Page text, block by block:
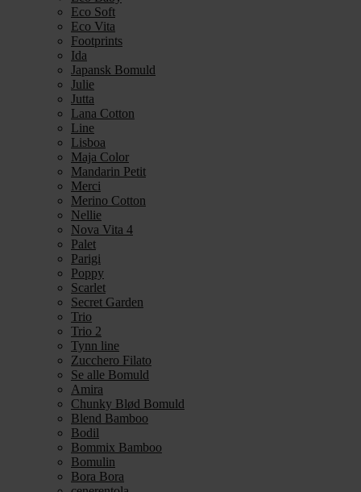
Eco Soft
Eco Vita
Footprints
Ida
Japansk Bomuld
Julie
Jutta
Lana Cotton
Line
Lisboa
Maja Color
Mandarin Petit
Merci
Merino Cotton
Nellie
Nova Vita 4
Palet
Parigi
Poppy
Scarlet
Secret Garden
Trio
Trio 2
Tynn line
Zucchero Filato
Se alle Bomuld
Amira
Chunky Blød Bomuld
Blend Bamboo
Bodil
Bommix Bamboo
Bomulin
Bora Bora